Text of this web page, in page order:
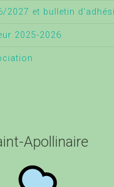
2027 et bulletin
2025-2026
Apollinaire